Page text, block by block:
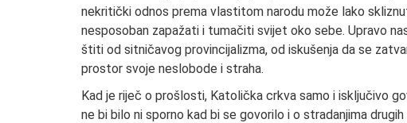
nekritički odnos prema vlastitom narodu može lako
nesposoban zapažati i tumačiti svijet oko sebe. Upravo
štiti od sitničavog provincijalizma, od iskušenja da se
prostor svoje neslobode i straha.
Kad je riječ o prošlosti, Katolička crkva samo i isključivo
ne bi bilo ni sporno kad bi se govorilo i o stradanjima